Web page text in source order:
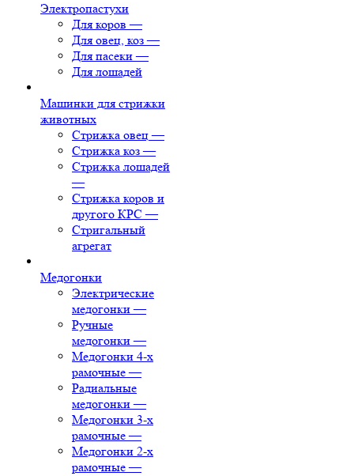
Электропастухи
Для коров —
Для овец, коз —
Для пасеки —
Для лошадей
Машинки для стрижки
животных
Стрижка овец —
Стрижка коз —
Стрижка лошадей
—
Стрижка коров и
другого КРС —
Стригальный
агрегат
Медогонки
Электрические
медогонки —
Ручные
медогонки —
Медогонки 4-х
рамочные —
Радиальные
медогонки —
Медогонки 3-х
рамочные —
Медогонки 2-х
рамочные —